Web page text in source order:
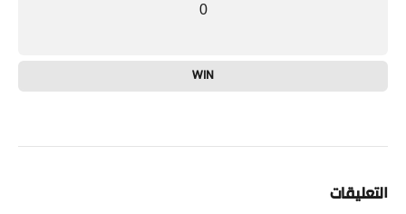
0
WIN
التعليقات